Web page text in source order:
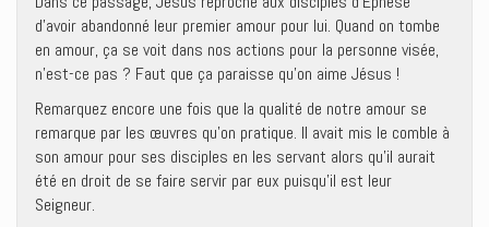
d’avoir abandonné leur premier amour pour lui. Quand on tombe
en amour, ça se voit dans nos actions pour la personne visée,
n’est-ce pas ? Faut que ça paraisse qu’on aime Jésus !
Remarquez encore une fois que la qualité de notre amour se
remarque par les œuvres qu’on pratique. Il avait mis le comble à
son amour pour ses disciples en les servant alors qu’il aurait
été en droit de se faire servir par eux puisqu’il est leur
Seigneur.